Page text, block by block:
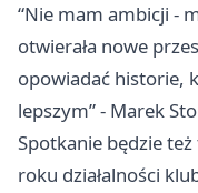
“Nie mam ambicji -
otwierała nowe
opowiadać historie,
lepszym” - Marek
Spotkanie będzie
roku działalności